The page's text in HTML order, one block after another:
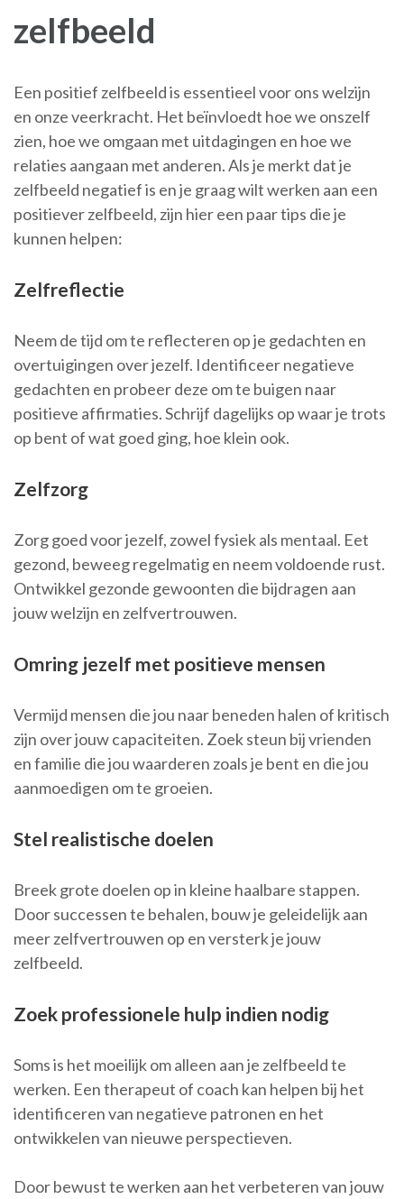
zelfbeeld
Een positief zelfbeeld is essentieel voor ons welzijn
en onze veerkracht. Het beïnvloedt hoe we onszelf
zien, hoe we omgaan met uitdagingen en hoe we
relaties aangaan met anderen. Als je merkt dat je
zelfbeeld negatief is en je graag wilt werken aan een
positiever zelfbeeld, zijn hier een paar tips die je
kunnen helpen:
Zelfreflectie
Neem de tijd om te reflecteren op je gedachten en
overtuigingen over jezelf. Identificeer negatieve
gedachten en probeer deze om te buigen naar
positieve affirmaties. Schrijf dagelijks op waar je trots
op bent of wat goed ging, hoe klein ook.
Zelfzorg
Zorg goed voor jezelf, zowel fysiek als mentaal. Eet
gezond, beweeg regelmatig en neem voldoende rust.
Ontwikkel gezonde gewoonten die bijdragen aan
jouw welzijn en zelfvertrouwen.
Omring jezelf met positieve mensen
Vermijd mensen die jou naar beneden halen of kritisch
zijn over jouw capaciteiten. Zoek steun bij vrienden
en familie die jou waarderen zoals je bent en die jou
aanmoedigen om te groeien.
Stel realistische doelen
Breek grote doelen op in kleine haalbare stappen.
Door successen te behalen, bouw je geleidelijk aan
meer zelfvertrouwen op en versterk je jouw
zelfbeeld.
Zoek professionele hulp indien nodig
Soms is het moeilijk om alleen aan je zelfbeeld te
werken. Een therapeut of coach kan helpen bij het
identificeren van negatieve patronen en het
ontwikkelen van nieuwe perspectieven.
Door bewust te werken aan het verbeteren van jouw